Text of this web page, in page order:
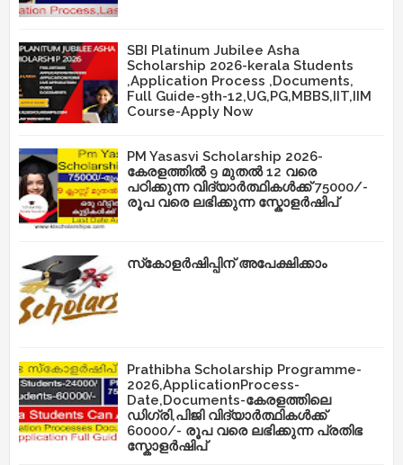
SBI Platinum Jubilee Asha
Scholarship 2026-kerala Students
,Application Process ,Documents,
Full Guide-9th-12,UG,PG,MBBS,IIT,IIM
Course-Apply Now
PM Yasasvi Scholarship 2026-
കേരളത്തിൽ 9 മുതൽ 12 വരെ
പഠിക്കുന്ന വിദ്യാർത്ഥികൾക്ക് 75000/-
രൂപ വരെ ലഭിക്കുന്ന സ്കോളർഷിപ്
സ്‌കോളർഷിപ്പിന് അപേക്ഷിക്കാം
Prathibha Scholarship Programme-
2026,ApplicationProcess-
Date,Documents-കേരളത്തിലെ
ഡിഗ്രി,പിജി വിദ്യാർത്ഥികൾക്ക്
60000/- രൂപ വരെ ലഭിക്കുന്ന പ്രതിഭ
സ്കോളർഷിപ്